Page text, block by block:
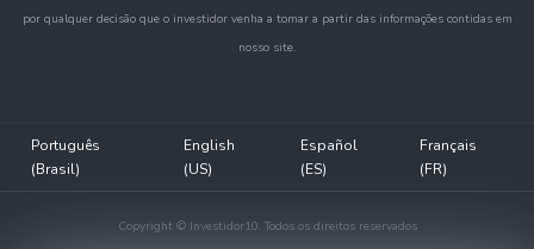
por qualquer decisão que o investidor venha a tomar a partir das informações contidas em
nosso site.
Português
(Brasil)
English
(US)
Español
(ES)
Français
(FR)
Copyright © Investidor10. Todos os direitos reservados